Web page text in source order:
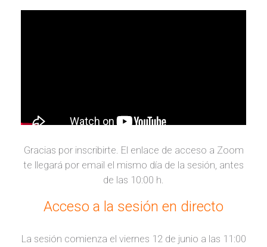
Gracias por inscribirte. El enlace de acceso a Zoom
te llegará por email el mismo día de la sesión, antes
de las 10:00 h.
Acceso a la sesión en directo
La sesión comienza el viernes 12 de junio a las 11:00